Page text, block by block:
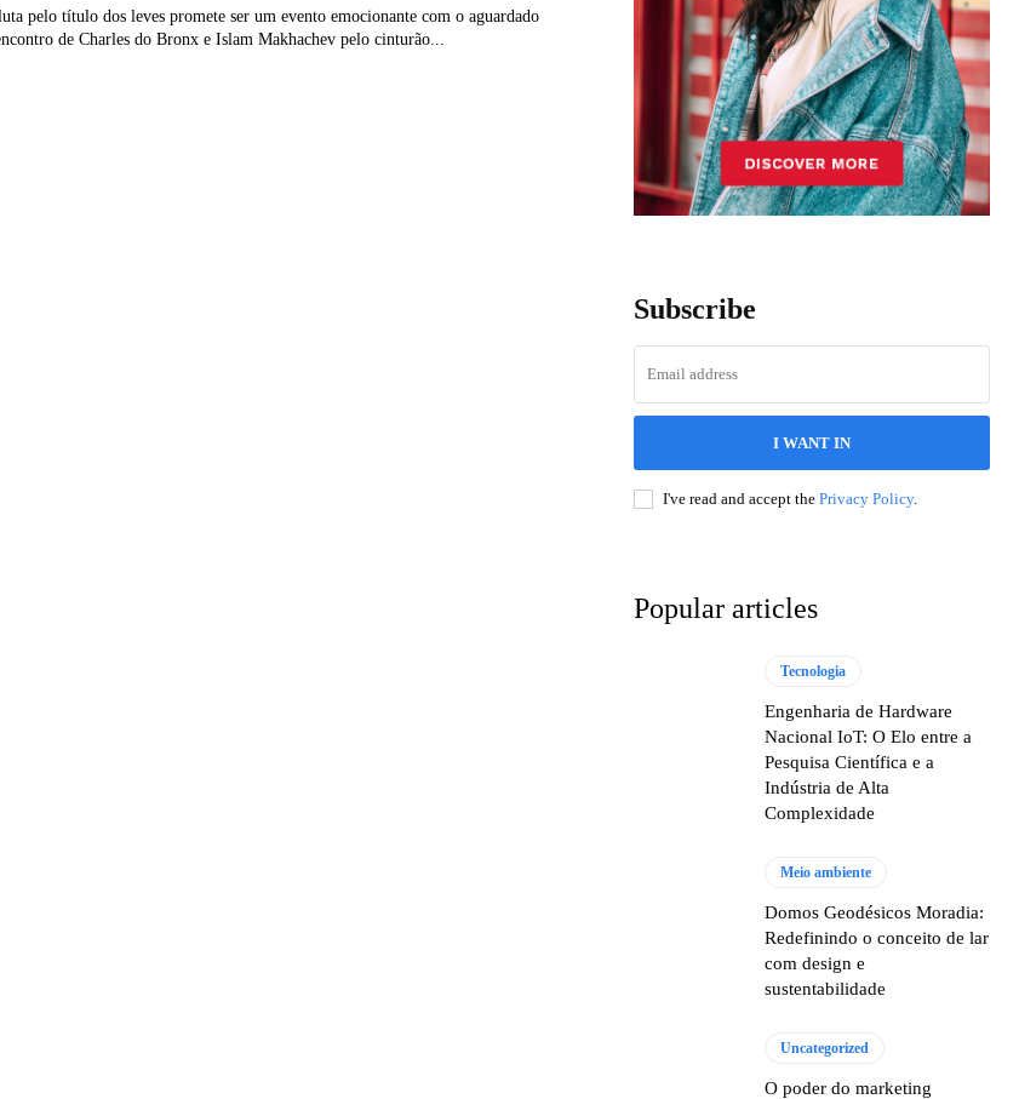
pelo título dos leves promete ser um evento emocionante com o aguardado
de Charles do Bronx e Islam Makhachev pelo cinturão...
Subscribe
I WANT IN
I've read and accept the Privacy Policy.
Popular articles
Tecnologia
Engenharia de Hardware
Nacional IoT: O Elo entre a
Pesquisa Científica e a
Indústria de Alta
Complexidade
Meio ambiente
Domos Geodésicos Moradia:
Redefinindo o conceito de lar
com design e
sustentabilidade
Uncategorized
O poder do marketing